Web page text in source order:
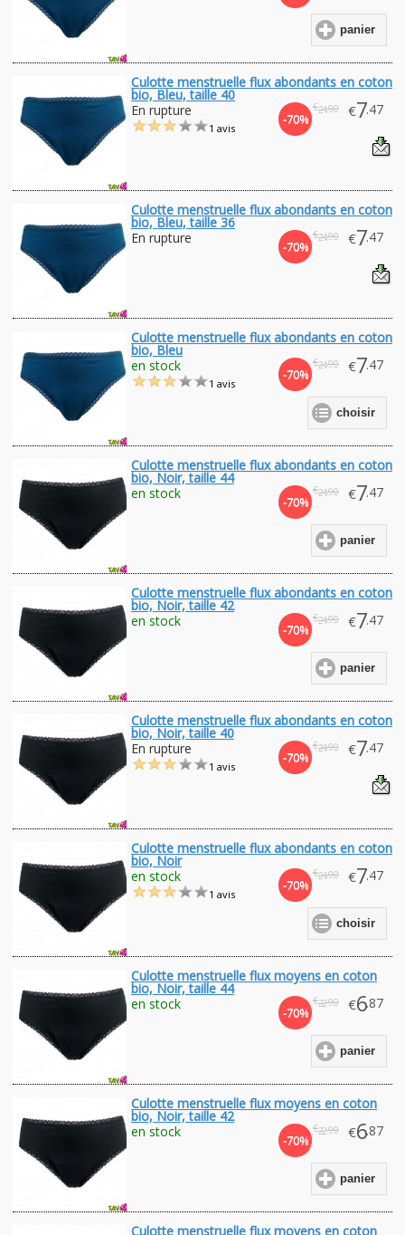
panier
Culotte menstruelle flux abondants en coton
bio, Bleu, taille 40
-70%
€24.90 €7.47
En rupture
1 avis
Culotte menstruelle flux abondants en coton
bio, Bleu, taille 36
-70%
€24.90 €7.47
En rupture
Culotte menstruelle flux abondants en coton
bio, Bleu
-70%
€24.90 €7.47
en stock
choisir
1 avis
Culotte menstruelle flux abondants en coton
bio, Noir, taille 44
-70%
€24.90 €7.47
en stock
panier
Culotte menstruelle flux abondants en coton
bio, Noir, taille 42
-70%
€24.90 €7.47
en stock
panier
Culotte menstruelle flux abondants en coton
bio, Noir, taille 40
-70%
€24.90 €7.47
En rupture
1 avis
Culotte menstruelle flux abondants en coton
bio, Noir
-70%
€24.90 €7.47
en stock
choisir
1 avis
Culotte menstruelle flux moyens en coton
bio, Noir, taille 44
-70%
€22.90 €6.87
en stock
panier
Culotte menstruelle flux moyens en coton
bio, Noir, taille 42
-70%
€22.90 €6.87
en stock
panier
Culotte menstruelle flux moyens en coton